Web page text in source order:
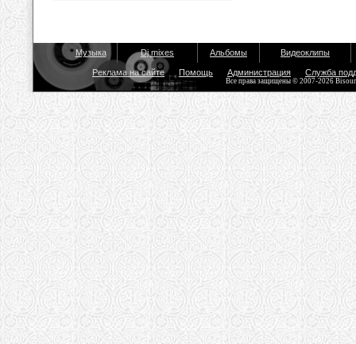
Музыка Dj mixes Альбомы Видеоклипы
Реклама на сайте Помощь Администрация Служба
Все права защищены © 2007-2026